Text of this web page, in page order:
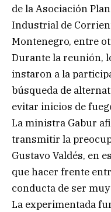
de la Asociación
Industrial de
Montenegro, entre
Durante la reunión,
instaron a la
búsqueda de
evitar inicios de
La ministra Gabur
transmitir la
Gustavo Valdés, en
que hacer frente
conducta de ser
La experimentada